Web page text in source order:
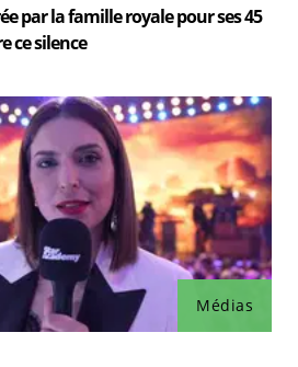
par la famille royale pour ses 45
ce silence
Médias